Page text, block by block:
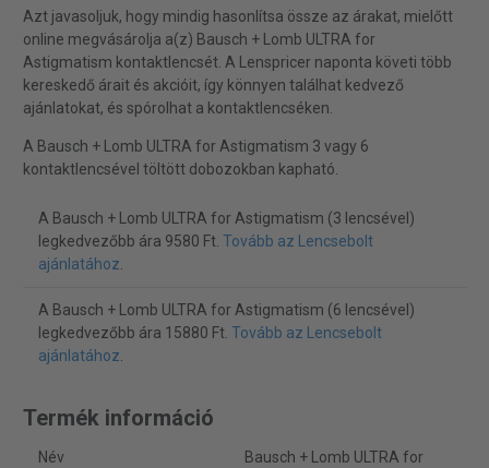
Azt javasoljuk, hogy mindig hasonlítsa össze az árakat, mielőtt
online megvásárolja a(z) Bausch + Lomb ULTRA for
Astigmatism kontaktlencsét. A Lenspricer naponta követi több
kereskedő árait és akcióit, így könnyen találhat kedvező
ajánlatokat, és spórolhat a kontaktlencséken.
A Bausch + Lomb ULTRA for Astigmatism 3 vagy 6
kontaktlencsével töltött dobozokban kapható.
A Bausch + Lomb ULTRA for Astigmatism (3 lencsével)
legkedvezőbb ára 9580 Ft. Tovább az Lencsebolt
ajánlatához.
A Bausch + Lomb ULTRA for Astigmatism (6 lencsével)
legkedvezőbb ára 15880 Ft. Tovább az Lencsebolt
ajánlatához.
Termék információ
Név
Bausch + Lomb ULTRA for